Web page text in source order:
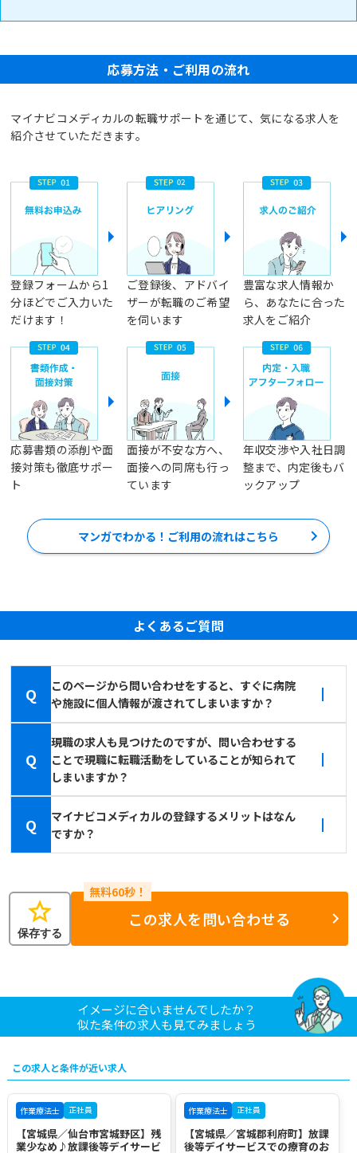
応募方法・ご利用の流れ
マイナビコメディカルの転職サポートを通じて、気になる求人を
紹介させていただきます。
登録フォームから1
分ほどでご入力いた
だけます！
ご登録後、アドバイ
ザーが転職のご希望
を伺います
豊富な求人情報か
ら、あなたに合った
求人をご紹介
応募書類の添削や面
接対策も徹底サポー
ト
面接が不安な方へ、
面接への同席も行っ
ています
年収交渉や入社日調
整まで、内定後もバ
ックアップ
マンガでわかる！ご利用の流れはこちら
よくあるご質問
Q
このページから問い合わせをすると、すぐに病院
や施設に個人情報が渡されてしまいますか？
Q
現職の求人も見つけたのですが、問い合わせする
ことで現職に転職活動をしていることが知られて
しまいますか？
Q
マイナビコメディカルの登録するメリットはなん
ですか？
star
保存する
この求人を問い合わせる
イメージに合いませんでしたか？
似た条件の求人も見てみましょう
この求人と条件が近い求人
作業療法士 正社員
【宮城県／仙台市宮城野区】残
業少なめ♪放課後等デイサービ
作業療法士 正社員
【宮城県／宮城郡利府町】放課
後等デイサービスでの療育のお